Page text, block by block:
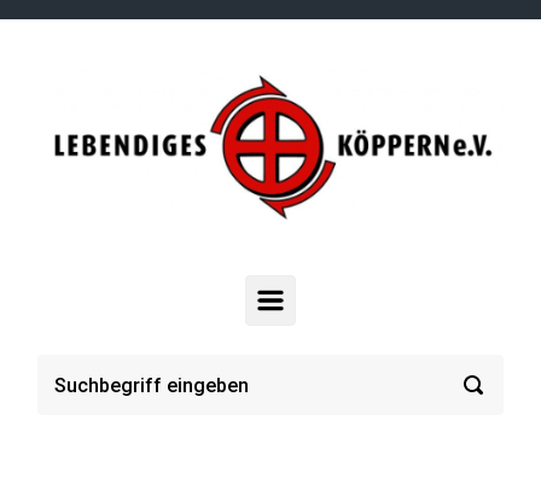
Zum Hauptinhalt springen